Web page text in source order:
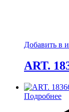
Добавить в
ART.
Подробнее